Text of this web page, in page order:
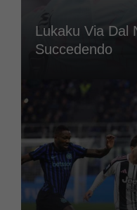
Lukaku Via Dal
Succedendo